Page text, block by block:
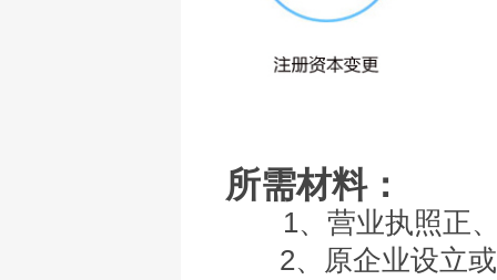
所需材料：
1、营业执照正、
2、原企业设立或